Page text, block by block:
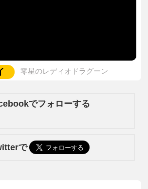
零星のレディオドラグーン
でフォローする
で